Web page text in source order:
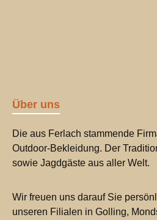
Über uns
Die aus Ferlach stammende
Outdoor-Bekleidung. Der
sowie Jagdgäste aus aller Welt.
Wir freuen uns darauf Sie
unseren Filialen in Golling,